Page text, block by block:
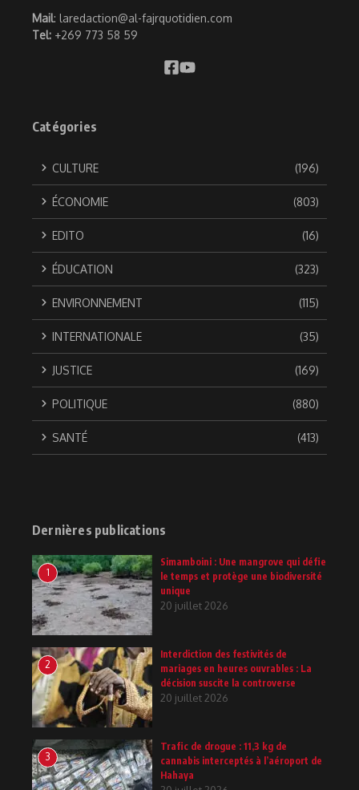
Mail: laredaction@al-fajrquotidien.com
Tel: +269 773 58 59
Catégories
CULTURE (196)
ÉCONOMIE (803)
EDITO (16)
ÉDUCATION (323)
ENVIRONNEMENT (115)
INTERNATIONALE (35)
JUSTICE (169)
POLITIQUE (880)
SANTÉ (413)
Dernières publications
1
Simamboini : Une mangrove qui défie
le temps et protège une biodiversité
unique
20 juillet 2026
2
Interdiction des festivités de
mariages en heures ouvrables : La
décision suscite la controverse
20 juillet 2026
3
Trafic de drogue : 11,3 kg de
cannabis interceptés à l’aéroport de
Hahaya